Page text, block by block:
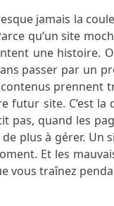
jamais la
qu’un site
une histoire.
passer par un
prennent
futur site. C’est la
quand les
plus à gérer. Un
Et les
vous traînez